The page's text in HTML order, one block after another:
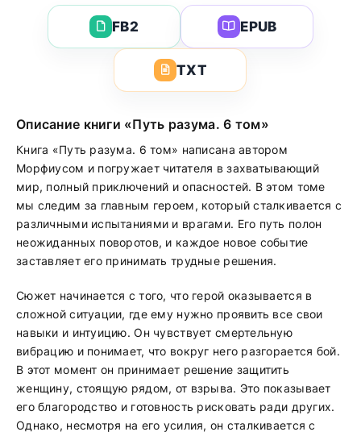
FB2 EPUB
TXT
Описание книги «Путь разума. 6 том»
Книга «Путь разума. 6 том» написана автором
Морфиусом и погружает читателя в захватывающий
мир, полный приключений и опасностей. В этом томе
мы следим за главным героем, который сталкивается с
различными испытаниями и врагами. Его путь полон
неожиданных поворотов, и каждое новое событие
заставляет его принимать трудные решения.
Сюжет начинается с того, что герой оказывается в
сложной ситуации, где ему нужно проявить все свои
навыки и интуицию. Он чувствует смертельную
вибрацию и понимает, что вокруг него разгорается бой.
В этот момент он принимает решение защитить
женщину, стоящую рядом, от взрыва. Это показывает
его благородство и готовность рисковать ради других.
Однако, несмотря на его усилия, он сталкивается с